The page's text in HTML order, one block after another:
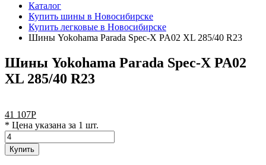
Каталог
Купить шины в Новосибирске
Купить легковые в Новосибирске
Шины Yokohama Parada Spec-X PA02 XL 285/40 R23
Шины Yokohama Parada Spec-X PA02
XL 285/40 R23
41 107Р
* Цена указана за 1 шт.
Купить